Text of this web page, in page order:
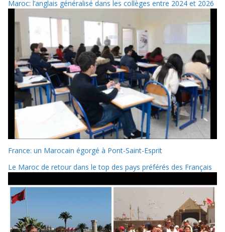
Maroc: l’anglais généralisé dans les collèges entre 2024 et 2026
France: un Marocain égorgé à Pont-Saint-Esprit
Le Maroc de retour dans le top des pays préférés des Français